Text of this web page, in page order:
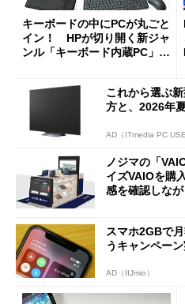
キーボードの中にPCが丸ごと
イン！ HPが切り開く新ジャ
ンル「キーボード内蔵PC」の
これから選ぶ
方と、2026年
AD（ITmedia PC
ノジマの「
イズVAIOを購
感を確認しな
スマホ2GBで
うキャンペーン
AD（IIJmio）